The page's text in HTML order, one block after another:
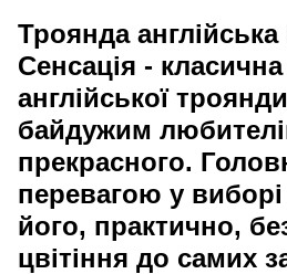
Троянда англійська
Сенсація - класична
англійської троянди
байдужим
прекрасного.
перевагою у
його, практично,
цвітіння до самих